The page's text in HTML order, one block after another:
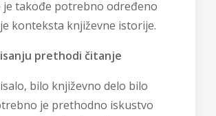
je takođe potrebno određeno
konteksta književne istorije.
prethodi čitanje
bilo književno delo bilo
je prethodno iskustvo